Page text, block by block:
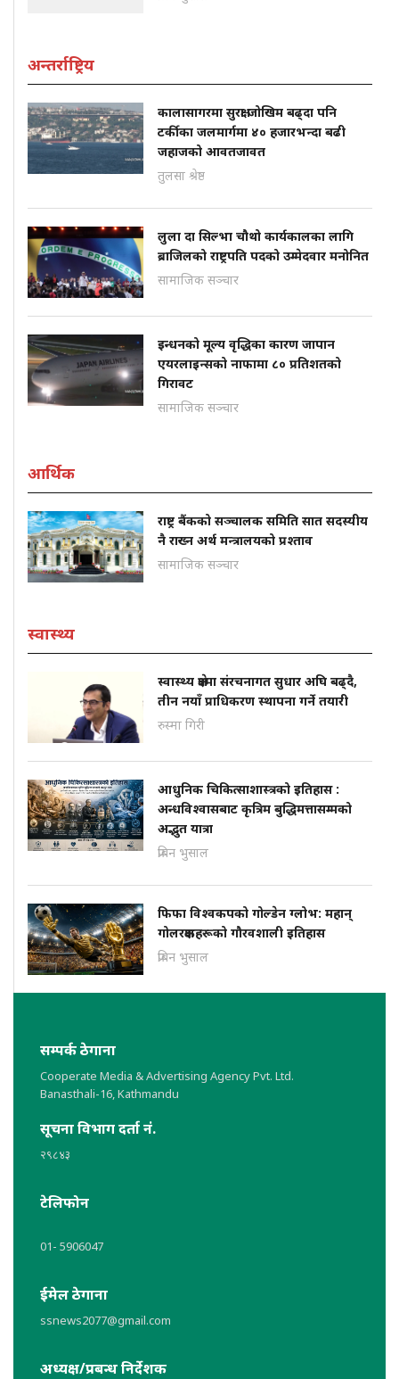
अन्तर्राष्ट्रिय
कालासागरमा सुरक्षा जोखिम बढ्दा पनि
टर्कीका जलमार्गमा ४० हजारभन्दा बढी
जहाजको आवतजावत
तुलसा श्रेष्ठ
लुला दा सिल्भा चौथो कार्यकालका लागि
ब्राजिलको राष्ट्रपति पदको उम्मेदवार मनोनित
सामाजिक सञ्चार
इन्धनको मूल्य वृद्धिका कारण जापान
एयरलाइन्सको नाफामा ८० प्रतिशतको
गिरावट
सामाजिक सञ्चार
आर्थिक
राष्ट्र बैंकको सञ्चालक समिति सात सदस्यीय
नै राख्न अर्थ मन्त्रालयको प्रश्ताव
सामाजिक सञ्चार
स्वास्थ्य
स्वास्थ्य क्षेत्रमा संरचनागत सुधार अघि बढ्दै,
तीन नयाँ प्राधिकरण स्थापना गर्ने तयारी
रुस्मा गिरी
आधुनिक चिकित्साशास्त्रको इतिहास :
अन्धविश्वासबाट कृत्रिम बुद्धिमत्तासम्मको
अद्भुत यात्रा
प्रबिन भुसाल
फिफा विश्वकपको गोल्डेन ग्लोभ: महान्
गोलरक्षकहरूको गौरवशाली इतिहास
प्रबिन भुसाल
सम्पर्क ठेगाना
Cooperate Media & Advertising Agency Pvt. Ltd.
Banasthali-16, Kathmandu
सूचना विभाग दर्ता नं.
२९८४३
टेलिफोन
01- 5906047
ईमेल ठेगाना
ssnews2077@gmail.com
अध्यक्ष/प्रबन्ध निर्देशक